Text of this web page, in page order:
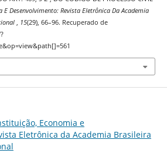
Desenvolvimento: Revista Eletrônica Da Academia
15(29), 66–96. Recuperado de
Economia e
Eletrônica da Academia Brasileira